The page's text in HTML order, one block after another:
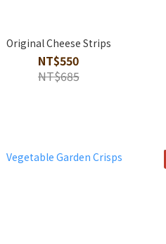
Original Cheese Strips
NT$550
NT$685